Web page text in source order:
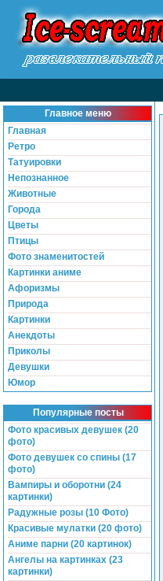
Главное меню
Главная
Ретро
Татуировки
Непознанное
Животные
Города
Цветы
Птицы
Фото знаменитостей
Картинки аниме
Афоризмы
Природа
Картинки
Анекдоты
Приколы
Девушки
Юмор
Популярные посты
Фото красивых девушек (20
фото)
Фото девушек со спины (17
фото)
Вампиры и оборотни (24
картинки)
Радужные розы (10 Фото)
Красивые мулатки (20 фото)
Аниме парни (20 картинок)
Ангелы на картинках (23
картинки)